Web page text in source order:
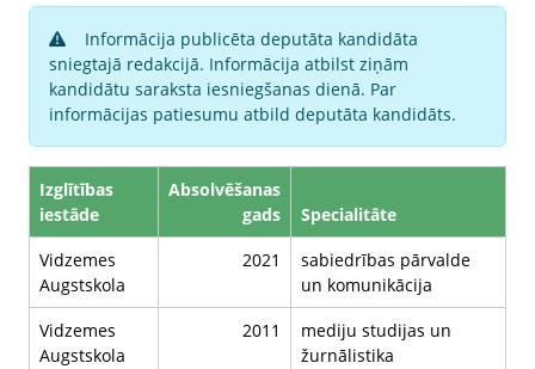
Informācija publicēta deputāta kandidāta
sniegtajā redakcijā. Informācija atbilst ziņām
kandidātu saraksta iesniegšanas dienā. Par
informācijas patiesumu atbild deputāta kandidāts.
Izglītības
iestāde
Absolvēšanas
gads
Specialitāte
Vidzemes
Augstskola
2021
sabiedrības pārvalde
un komunikācija
Vidzemes
Augstskola
2011
mediju studijas un
žurnālistika